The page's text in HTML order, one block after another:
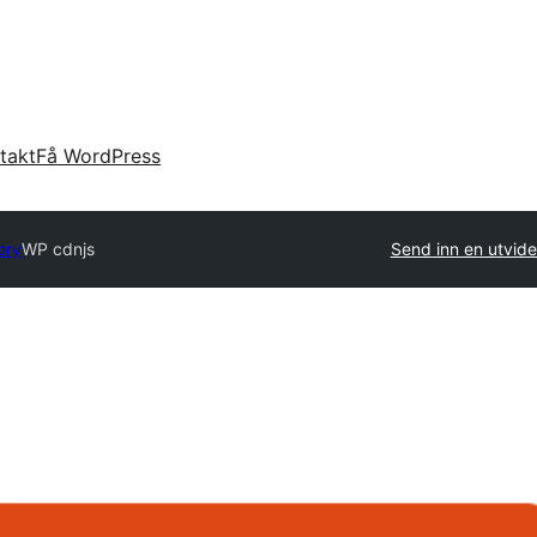
Få WordPress
WP cdnjs Send inn en